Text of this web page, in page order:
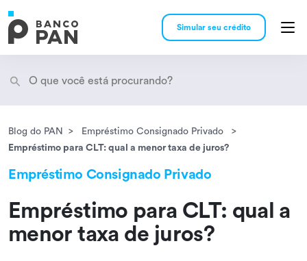
Simular seu crédito
Encontramos resultados
Blog do PAN
Empréstimo Consignado Privado
Empréstimo para CLT: qual a menor taxa de juros?
Empréstimo Consignado Privado
Empréstimo para CLT: qual a
menor taxa de juros?